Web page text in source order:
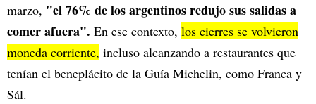
marzo, "el 76% de los argentinos redujo sus salidas a
comer afuera". En ese contexto, los cierres se volvieron
moneda corriente, incluso alcanzando a restaurantes que
tenían el beneplácito de la Guía Michelin, como Franca y
Sál.